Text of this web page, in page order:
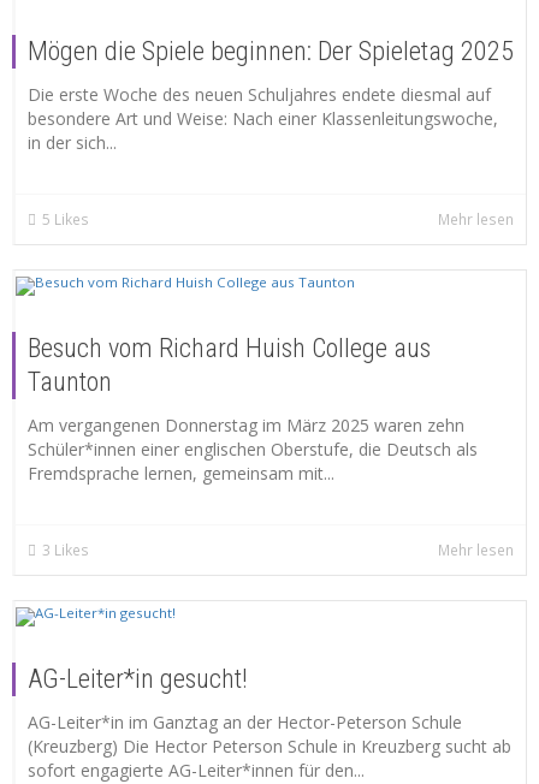
Mögen die Spiele beginnen: Der Spieletag 2025
Die erste Woche des neuen Schuljahres endete diesmal auf
besondere Art und Weise: Nach einer Klassenleitungswoche,
in der sich...
5 Likes Mehr lesen
Besuch vom Richard Huish College aus
Taunton
Am vergangenen Donnerstag im März 2025 waren zehn
Schüler*innen einer englischen Oberstufe, die Deutsch als
Fremdsprache lernen, gemeinsam mit...
3 Likes Mehr lesen
AG-Leiter*in gesucht!
AG-Leiter*in im Ganztag an der Hector-Peterson Schule
(Kreuzberg) Die Hector Peterson Schule in Kreuzberg sucht ab
sofort engagierte AG-Leiter*innen für den...